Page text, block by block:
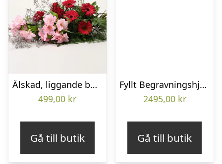
Älskad, liggande bukett
499,00 kr
Gå till butik
Fyllt Begravningshjärta
2495,00 kr
Gå till butik